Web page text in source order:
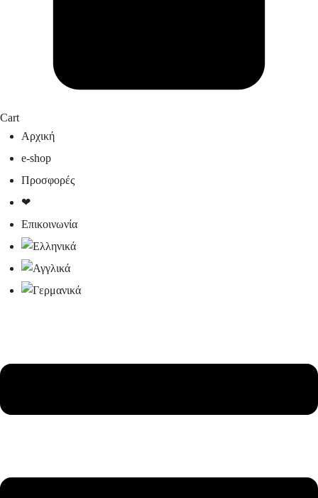
Cart
Αρχική
e-shop
Προσφορές
❤
Επικοινωνία